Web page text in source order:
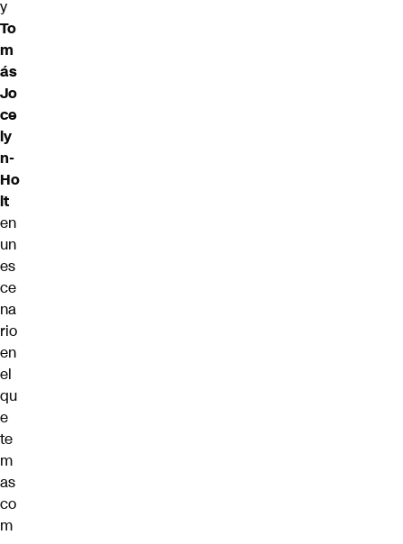
y
To
m
ás
Jo
ce
ly
n-
Ho
lt
en
un
es
ce
na
rio
en
el
qu
e
te
m
as
co
m